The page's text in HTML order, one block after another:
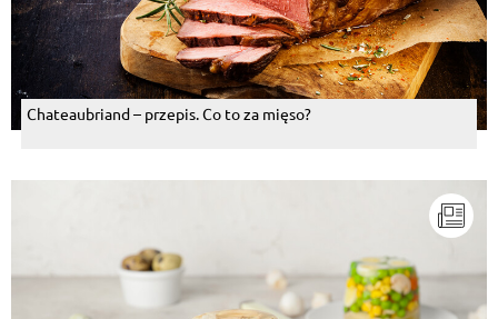
Chateaubriand – przepis. Co to za mięso?